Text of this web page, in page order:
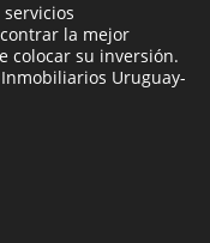
la mejor
colocar su inversión.
Uruguay-